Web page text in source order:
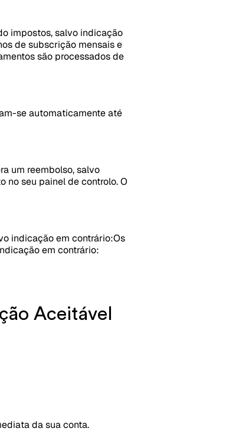
impostos, salvo indicação
de subscrição mensais e
são processados de
se automaticamente até
um reembolso, salvo
no seu painel de controlo. O
indicação em contrário:Os
em contrário:
Aceitável
da sua conta.